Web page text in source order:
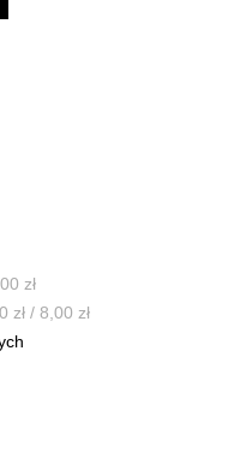
zł
zł / 8,00 zł